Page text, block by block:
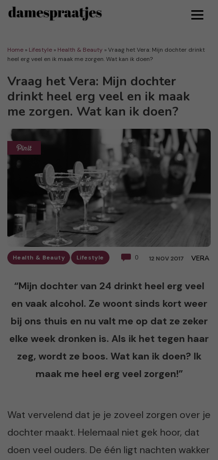
Home » Lifestyle » Health & Beauty »Vraag het Vera: Mijn dochter drinkt
heel erg veel en ik maak me zorgen. Wat kan ik doen?
Vraag het Vera: Mijn dochter
drinkt heel erg veel en ik maak
me zorgen. Wat kan ik doen?
Health & Beauty Lifestyle 0 12 NOV 2017 VERA
“Mijn dochter van 24 drinkt heel erg veel
en vaak alcohol. Ze woont sinds kort weer
bij ons thuis en nu valt me op dat ze zeker
elke week dronken is. Als ik het tegen haar
zeg, wordt ze boos. Wat kan ik doen? Ik
maak me heel erg veel zorgen!”
Wat vervelend dat je je zoveel zorgen over je
dochter maakt. Helemaal niet gek hoor, dat
doen veel ouders. De één ligt nachten wakker